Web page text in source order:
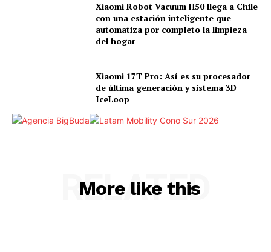
Xiaomi Robot Vacuum H50 llega a Chile
con una estación inteligente que
automatiza por completo la limpieza
del hogar
Xiaomi 17T Pro: Así es su procesador
de última generación y sistema 3D
IceLoop
More like this
RELATED